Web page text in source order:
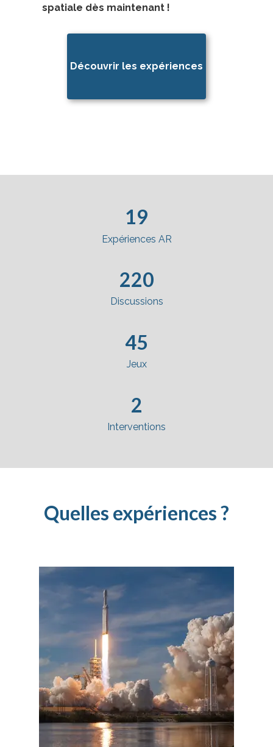
spatiale dès maintenant !
Découvrir les expériences
19
Expériences AR
45
Jeux
220
Discussions
2
Interventions
Quelles expériences ?